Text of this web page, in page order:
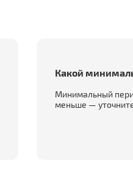
Какой
Минимальный
меньше —